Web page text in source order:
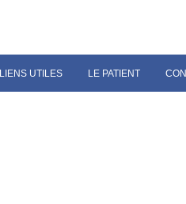
LIENS UTILES LE PATIENT